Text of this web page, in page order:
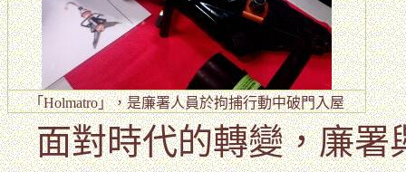
「Holmatro」，是廉署人員於拘捕行動中破門入屋
面對時代的轉變，廉署